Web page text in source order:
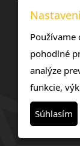
Používame
pohodlné
analýze
funkcie,
Súhlasím